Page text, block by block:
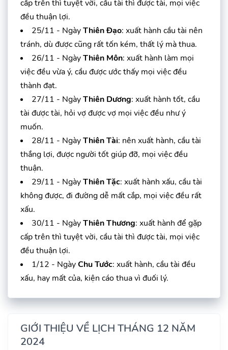
cấp trên thì tuyệt vời, cầu tài thì được tài, mọi việc
đều thuận lợi.
25/11 - NgàyThiên Đạo: xuất hành cầu tài nên
tránh, dù được cũng rất tốn kém, thất lý mà thua.
26/11 - NgàyThiên Môn: xuất hành làm mọi
việc đều vừa ý, cầu được ước thấy mọi việc đều
thành đạt.
27/11 - NgàyThiên Dương: xuất hành tốt, cầu
tài được tài, hỏi vợ được vợ mọi việc đều như ý
muốn.
28/11 - NgàyThiên Tài: nên xuất hành, cầu tài
thắng lợi, được người tốt giúp đỡ, mọi việc đều
thuận.
29/11 - NgàyThiên Tặc: xuất hành xấu, cầu tài
không được, đi đường dễ mất cắp, mọi việc đều rất
xấu.
30/11 - NgàyThiên Thương: xuất hành để gặp
cấp trên thì tuyệt vời, cầu tài thì được tài, mọi việc
đều thuận lợi.
1/12 - NgàyChu Tước: xuất hành, cầu tài đều
xấu, hay mất của, kiện cáo thua vì đuối lý.
GIỚI THIỆU VỀ LỊCH THÁNG 12 NĂM
2024